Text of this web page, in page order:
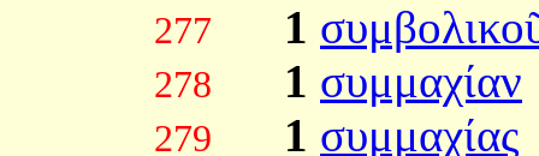
277 1
278 1 συμμαχίαν
279 1 συμμαχίας